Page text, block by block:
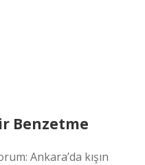
Benzetme
Ankara’da kışın